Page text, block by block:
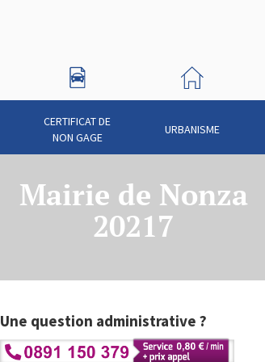
CERTIFICAT DE
NON GAGE
URBANISME
Mairie de Nonza
20217
Une question administrative ?